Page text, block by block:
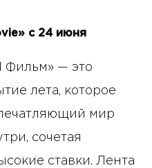
с 24 июня
Фильм» — это
лета, которое
мир
сочетая
ставки. Лента